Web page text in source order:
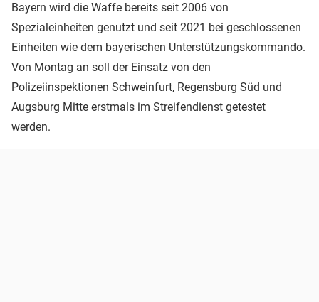
Bayern wird die Waffe bereits seit 2006 von
Spezialeinheiten genutzt und seit 2021 bei geschlossenen
Einheiten wie dem bayerischen Unterstützungskommando.
Von Montag an soll der Einsatz von den
Polizeiinspektionen Schweinfurt, Regensburg Süd und
Augsburg Mitte erstmals im Streifendienst getestet
werden.